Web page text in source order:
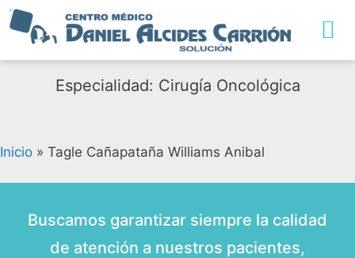
Especialidad: Cirugía Oncológica
Inicio » Tagle Cañapataña Williams Anibal
Buscamos garantizar siempre la calidad
de atención a nuestros pacientes,